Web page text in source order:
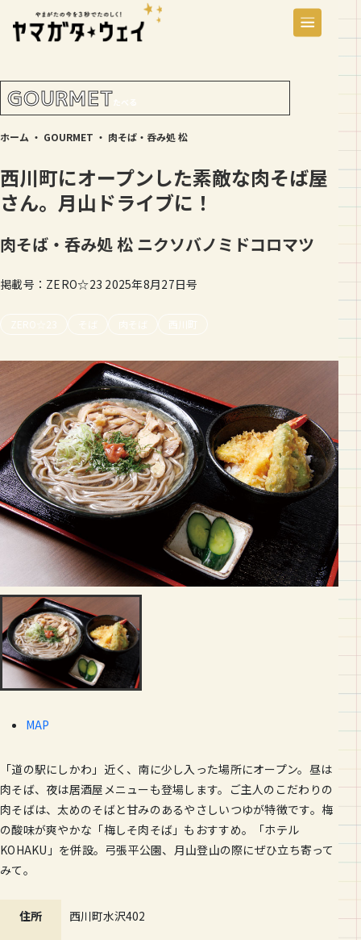
GOURMETたべる
ホーム ・ GOURMET ・ 肉そば・呑み処 松
西川町にオープンした素敵な肉そば屋
さん。月山ドライブに！
肉そば・呑み処 松 ニクソバノミドコロマツ
掲載号：ZERO☆23 2025年8月27日号
ZERO☆23 そば 肉そば 西川町
MAP
「道の駅にしかわ」近く、南に少し入った場所にオープン。昼は
肉そば、夜は居酒屋メニューも登場します。ご主人のこだわりの
肉そばは、太めのそばと甘みのあるやさしいつゆが特徴です。梅
の酸味が爽やかな「梅しそ肉そば」もおすすめ。「ホテル
KOHAKU」を併設。弓張平公園、月山登山の際にぜひ立ち寄って
みて。
住所 西川町水沢402